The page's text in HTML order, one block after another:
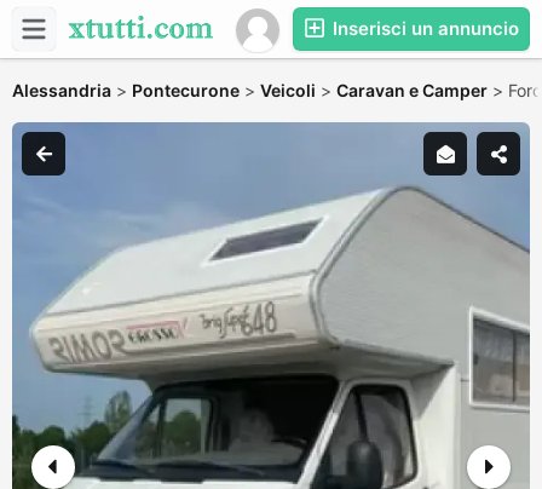
Inserisci un annuncio
Alessandria > Pontecurone > Veicoli > Caravan e Camper >